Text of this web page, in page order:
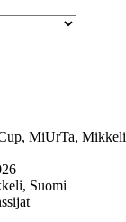
MiUrTa, Mikkeli
Suomi